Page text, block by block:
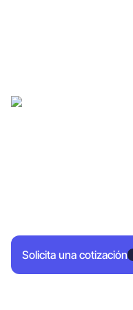
Solicita una cotización